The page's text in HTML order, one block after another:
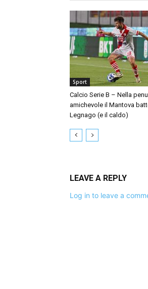
Sport
Calcio Serie B – Nella
amichevole il Mantova
Legnago (e il caldo)
LEAVE A REPLY
Log in to leave a